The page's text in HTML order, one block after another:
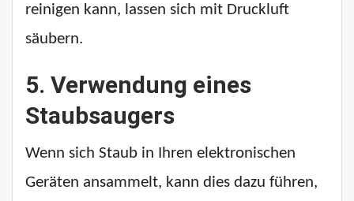
reinigen kann, lassen sich mit Druckluft
säubern.
5. Verwendung eines
Staubsaugers
Wenn sich Staub in Ihren elektronischen
Geräten ansammelt, kann dies dazu führen,